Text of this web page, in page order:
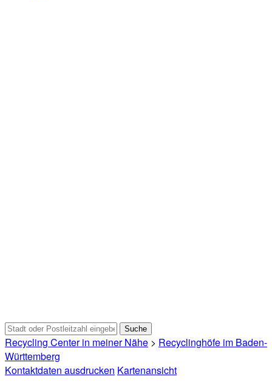
Recycling Center in meiner Nähe > Recyclinghöfe im Baden-
Württemberg
Kontaktdaten ausdrucken Kartenansicht